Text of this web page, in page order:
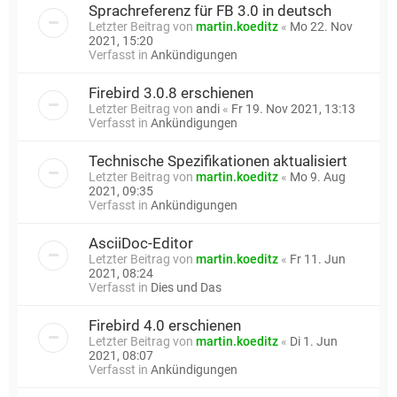
Sprachreferenz für FB 3.0 in deutsch
Letzter Beitrag von martin.koeditz « Mo 22. Nov
2021, 15:20
Verfasst in Ankündigungen
Firebird 3.0.8 erschienen
Letzter Beitrag von andi « Fr 19. Nov 2021, 13:13
Verfasst in Ankündigungen
Technische Spezifikationen aktualisiert
Letzter Beitrag von martin.koeditz « Mo 9. Aug
2021, 09:35
Verfasst in Ankündigungen
AsciiDoc-Editor
Letzter Beitrag von martin.koeditz « Fr 11. Jun
2021, 08:24
Verfasst in Dies und Das
Firebird 4.0 erschienen
Letzter Beitrag von martin.koeditz « Di 1. Jun
2021, 08:07
Verfasst in Ankündigungen